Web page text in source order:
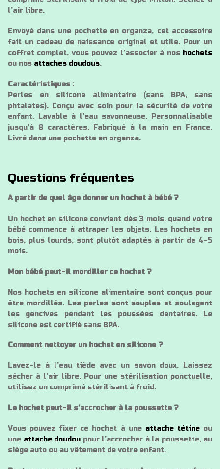
l’air libre.
Envoyé dans une pochette en organza, cet accessoire
fait un cadeau de naissance original et utile. Pour un
coffret complet, vous pouvez l’associer à nos hochets
ou nos attaches doudous.
Caractéristiques :
Perles en silicone alimentaire (sans BPA, sans
phtalates). Conçu avec soin pour la sécurité de votre
enfant. Lavable à l’eau savonneuse. Personnalisable
jusqu’à 8 caractères. Fabriqué à la main en France.
Livré dans une pochette en organza.
Questions fréquentes
A partir de quel âge donner un hochet à bébé ?
Un hochet en silicone convient dès 3 mois, quand votre
bébé commence à attraper les objets. Les hochets en
bois, plus lourds, sont plutôt adaptés à partir de 4-5
mois.
Mon bébé peut-il mordiller ce hochet ?
Nos hochets en silicone alimentaire sont conçus pour
être mordillés. Les perles sont souples et soulagent
les gencives pendant les poussées dentaires. Le
silicone est certifié sans BPA.
Comment nettoyer un hochet en silicone ?
Lavez-le à l’eau tiède avec un savon doux. Laissez
sécher à l’air libre. Pour une stérilisation ponctuelle,
utilisez un comprimé stérilisant à froid.
Le hochet peut-il s’accrocher à la poussette ?
Vous pouvez fixer ce hochet à une attache tétineou
une attache doudou pour l’accrocher à la poussette, au
siège auto ou au vêtement de votre enfant.